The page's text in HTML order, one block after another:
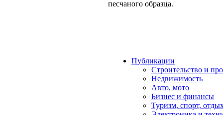
песчаного образца.
Публикации
Строительство и
Недвижимость
Авто, мото
Бизнес и финансы
Туризм, спорт,